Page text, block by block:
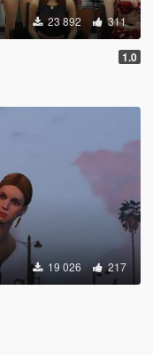
23 892 311
1.0
19 026 217